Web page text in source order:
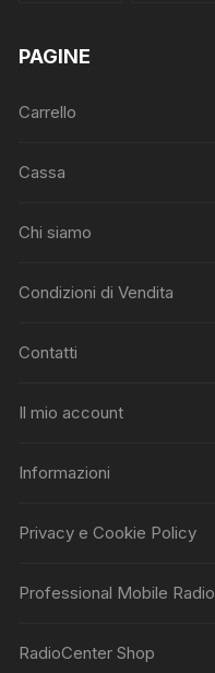
PAGINE
Carrello
Cassa
Chi siamo
Condizioni di Vendita
Contatti
Il mio account
Informazioni
Privacy e Cookie Policy
Professional Mobile Radio
RadioCenter Shop